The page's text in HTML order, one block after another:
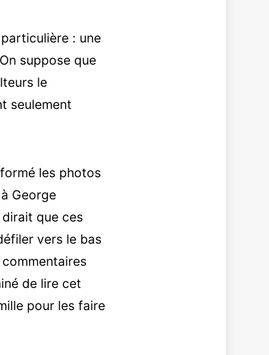
: une
suppose que
le
seulement
les photos
George
dirait que ces
vers le bas
de lire cet
pour les faire